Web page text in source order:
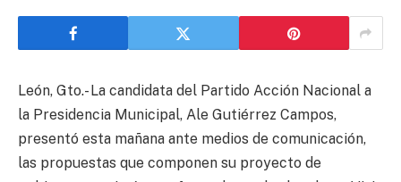
León, Gto.- La candidata del Partido Acción Nacional a
la Presidencia Municipal, Ale Gutiérrez Campos,
presentó esta mañana ante medios de comunicación,
las propuestas que componen su proyecto de